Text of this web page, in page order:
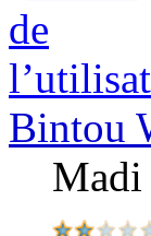
Bintou
Madi